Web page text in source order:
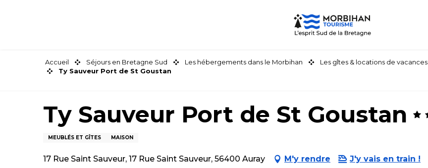
Accueil Séjours en Bretagne Sud Les hébergements dans le Morbihan Les gîtes & locations de vacances
Ty Sauveur Port de St Goustan
Ty Sauveur Port de St Goustan
MEUBLÉS ET GÎTES MAISON
17 Rue Saint Sauveur, 17 Rue Saint Sauveur, 56400 Auray M'y rendre J'y vais en train !